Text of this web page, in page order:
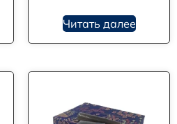
Читать далее